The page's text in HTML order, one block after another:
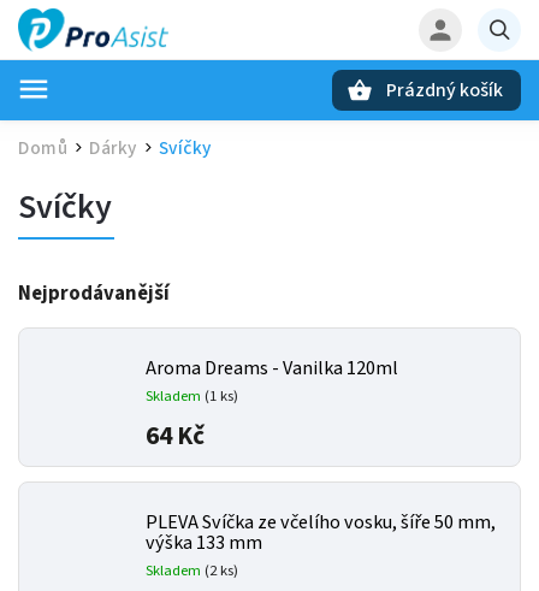
Prázdný košík
Domů / Dárky / Svíčky
Svíčky
Nejprodávanější
Aroma Dreams - Vanilka 120ml
Skladem (1 ks)
64 Kč
PLEVA Svíčka ze včelího vosku, šíře 50 mm,
výška 133 mm
Skladem (2 ks)